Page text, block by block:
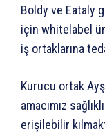
Boldy ve Eataly
için whitelabel
iş ortaklarına
Kurucu ortak
amacımız
erişilebilir